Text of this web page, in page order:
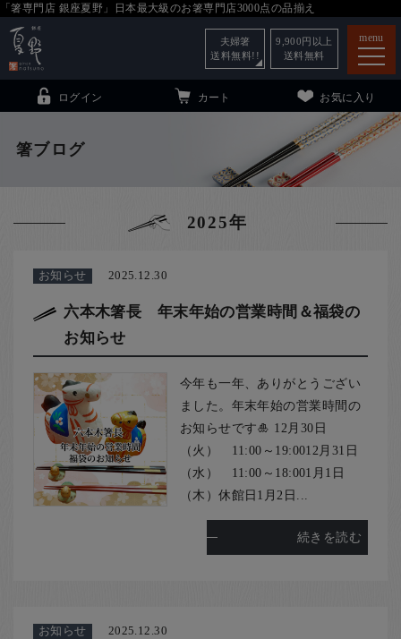
「箸専門店 銀座夏野」日本最大級のお箸専門店3000点の品揃え
menu
銀座夏野・箸長について
こども和食器 小夏について
ご利用ガイド
法人・飲食店のお客様
お客様の声
店舗紹介
お問い合わせ
お知らせ
ログイン カート お気に入り
夫婦箸
送料無料!!
9,900 円以上
送料無料
箸ブログ
2025年
お知らせ 2025.12.30
六本木箸長 年末年始の営業時間＆福袋の
お知らせ
今年も一年、ありがとうござい
ました。年末年始の営業時間の
お知らせです🎍 12月30日
（火） 11:00～19:0012月31日
（水） 11:00～18:001月1日
（木）休館日1月2日...
続きを読む
お知らせ 2025.12.30